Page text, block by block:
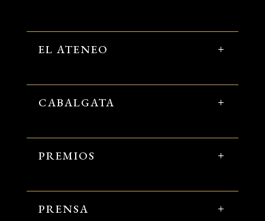
EL ATENEO
CABALGATA
PREMIOS
PRENSA